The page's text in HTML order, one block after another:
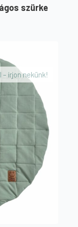
szürke
írjon nekünk!